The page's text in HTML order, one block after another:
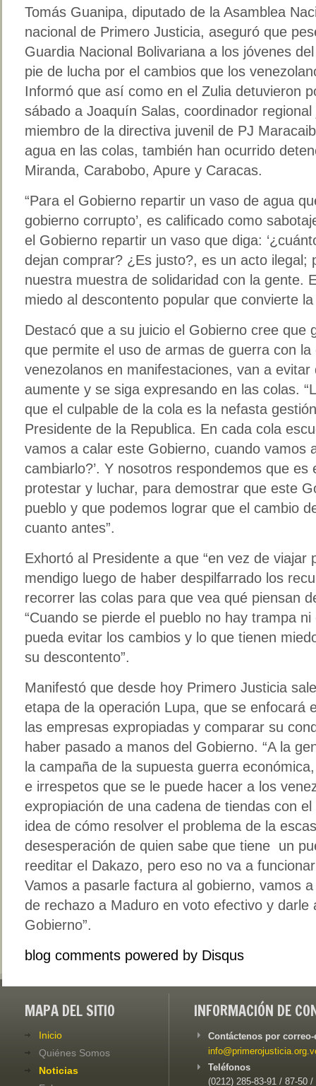
Tomás Guanipa, diputado de la Asamblea
nacional de Primero Justicia, aseguró que
Guardia Nacional Bolivariana a los jóvenes
pie de lucha por el cambios que los
Informó que así como en el Zulia detuvieron
sábado a Joaquín Salas, coordinador
miembro de la directiva juvenil de PJ
agua en las colas, también han ocurrido
Miranda, Carabobo, Apure y Caracas.
“Para el Gobierno repartir un vaso de agua
gobierno corrupto’, es calificado como
el Gobierno repartir un vaso que diga:
dejan comprar? ¿Es justo?, es un acto ilegal;
nuestra muestra de solidaridad con la gente.
miedo al descontento popular que convierte
Destacó que a su juicio el Gobierno cree que
que permite el uso de armas de guerra con
venezolanos en manifestaciones, van a
aumente y se siga expresando en las colas.
que el culpable de la cola es la nefasta
Presidente de la Republica. En cada cola
vamos a calar este Gobierno, cuando vamos
cambiarlo?’. Y nosotros respondemos que
protestar y luchar, para demostrar que este
pueblo y que podemos lograr que el cambio
cuanto antes”.
Exhortó al Presidente a que “en vez de viajar
mendigo luego de haber despilfarrado los
recorrer las colas para que vea qué piensan
“Cuando se pierde el pueblo no hay trampa
pueda evitar los cambios y lo que tienen
su descontento”.
Manifestó que desde hoy Primero Justicia
etapa de la operación Lupa, que se enfocará
las empresas expropiadas y comparar su
haber pasado a manos del Gobierno. “A la
la campaña de la supuesta guerra
e irrespetos que se le puede hacer a los
expropiación de una cadena de tiendas con
idea de cómo resolver el problema de la
desesperación de quien sabe que tiene un
reeditar el Dakazo, pero eso no va a
Vamos a pasarle factura al gobierno, vamos
de rechazo a Maduro en voto efectivo y darle
Gobierno”.
blog comments powered by Disqus
MAPA DEL SITIO
Inicio
Quiénes Somos
Noticias
INFORMACIÓN DE
Contáctenos por
Teléfonos
(0212) 285-83-91 / 87-50 /